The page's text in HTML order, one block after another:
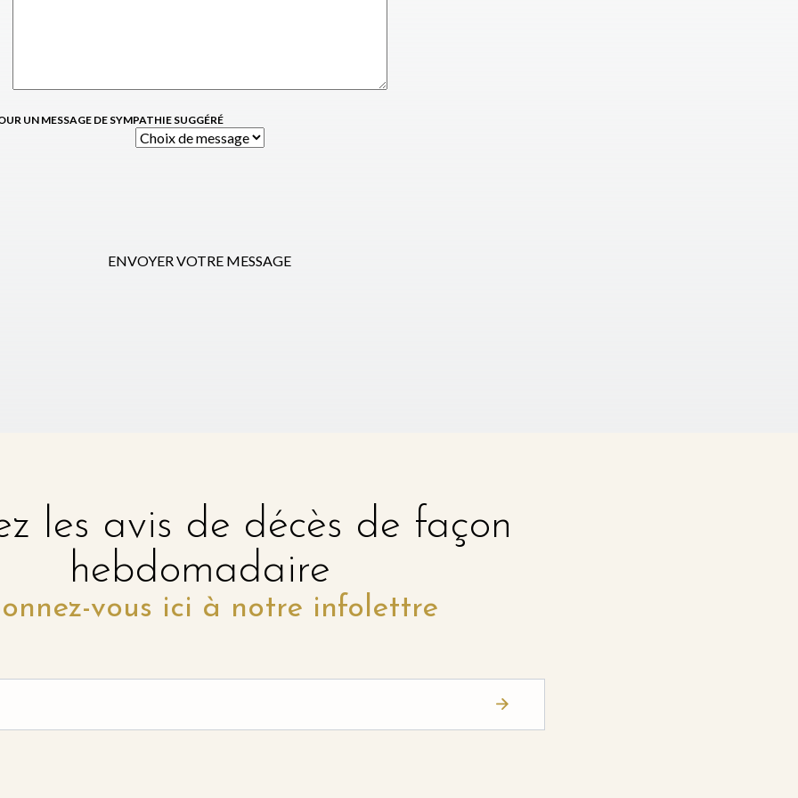
UN MESSAGE DE SYMPATHIE SUGGÉRÉ
ENVOYER VOTRE MESSAGE
les avis de décès de façon
hebdomadaire
vous ici à notre infolettre